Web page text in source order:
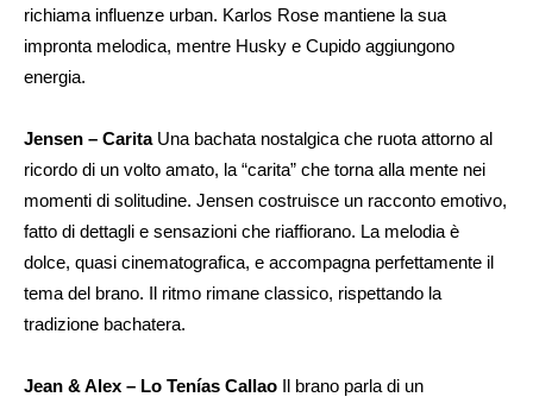
richiama influenze urban. Karlos Rose mantiene la sua
impronta melodica, mentre Husky e Cupido aggiungono
energia.
Jensen – CaritaUna bachata nostalgica che ruota attorno al
ricordo di un volto amato, la “carita” che torna alla mente nei
momenti di solitudine. Jensen costruisce un racconto emotivo,
fatto di dettagli e sensazioni che riaffiorano. La melodia è
dolce, quasi cinematografica, e accompagna perfettamente il
tema del brano. Il ritmo rimane classico, rispettando la
tradizione bachatera.
Jean & Alex – Lo Tenías Callao Il brano parla di un